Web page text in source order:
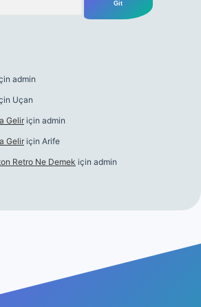
admin
Uçan
Gelir için admin
Gelir için Arife
Retro Ne Demek için admin